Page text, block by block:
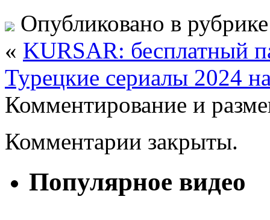
Опубликовано в
« KURSAR: бесплатный
Турецкие сериалы 2024
Комментирование и
Комментарии закрыты.
Популярное видео